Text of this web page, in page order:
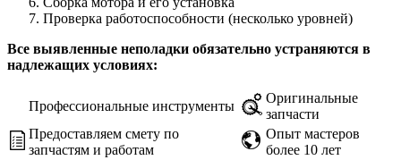
Проверка работоспособности (несколько уровней)
Все выявленные неполадки обязательно устраняются в
надлежащих условиях:
Профессиональные инструменты
Оригинальные
запчасти
Предоставляем смету по
запчастям и работам
Опыт мастеров
более 10 лет